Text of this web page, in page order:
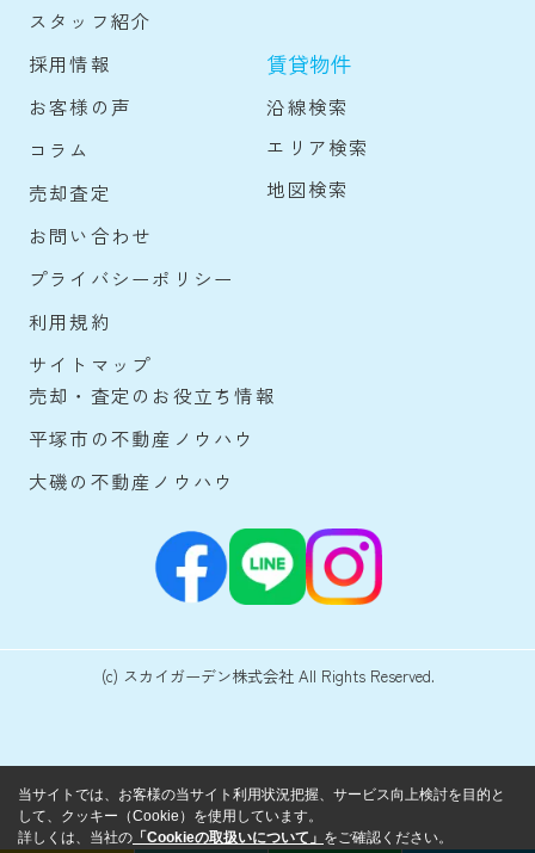
スタッフ紹介
採用情報
お客様の声
コラム
売却査定
お問い合わせ
プライバシーポリシー
利用規約
サイトマップ
賃貸物件
沿線検索
エリア検索
地図検索
売却・査定のお役立ち情報
平塚市の不動産ノウハウ
大磯の不動産ノウハウ
(c) スカイガーデン株式会社 All Rights Reserved.
当サイトでは、お客様の当サイト利用状況把握、サービス向上検討を目的と
して、クッキー（Cookie）を使用しています。
詳しくは、当社の 「Cookieの取扱いについて」 をご確認ください。